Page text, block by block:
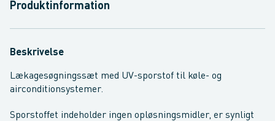
Produktinformation
Beskrivelse
Lækagesøgningssæt med UV-sporstof til køle- og
airconditionsystemer.
Sporstoffet indeholder ingen opløsningsmidler, er synligt